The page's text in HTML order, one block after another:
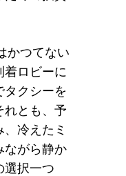
かつてない
着ロビーに
タクシーを
れとも、予
冷えたミ
ながら静か
選択一つ